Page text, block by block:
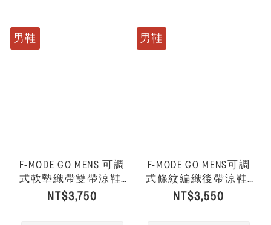
男鞋
F-MODE GO MENS 可調
式軟墊織帶雙帶涼鞋-
黑色
NT$3,750
男鞋
F-MODE GO MENS可調
式條紋編織後帶涼鞋-
炭灰混色
NT$3,550